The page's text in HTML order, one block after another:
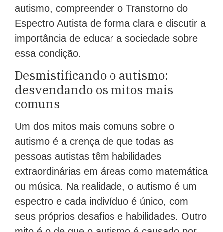
autismo, compreender o Transtorno do
Espectro Autista de forma clara e discutir a
importância de educar a sociedade sobre
essa condição.
Desmistificando o autismo:
desvendando os mitos mais
comuns
Um dos mitos mais comuns sobre o
autismo é a crença de que todas as
pessoas autistas têm habilidades
extraordinárias em áreas como matemática
ou música. Na realidade, o autismo é um
espectro e cada indivíduo é único, com
seus próprios desafios e habilidades. Outro